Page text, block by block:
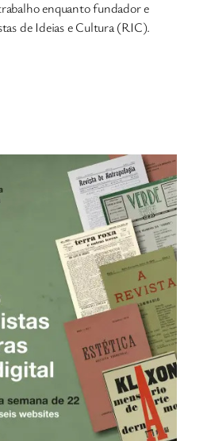
enquanto fundador e
de Ideias e Cultura (RIC).